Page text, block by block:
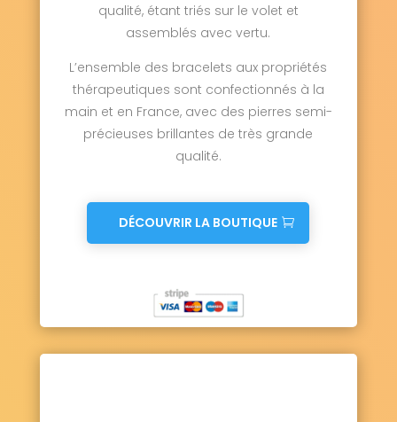
qualité, étant triés sur le volet et
assemblés avec vertu.
L’ensemble des bracelets aux propriétés
thérapeutiques sont confectionnés à la
main et en France, avec des pierres semi-
précieuses brillantes de très grande
qualité.
DÉCOUVRIR LA BOUTIQUE